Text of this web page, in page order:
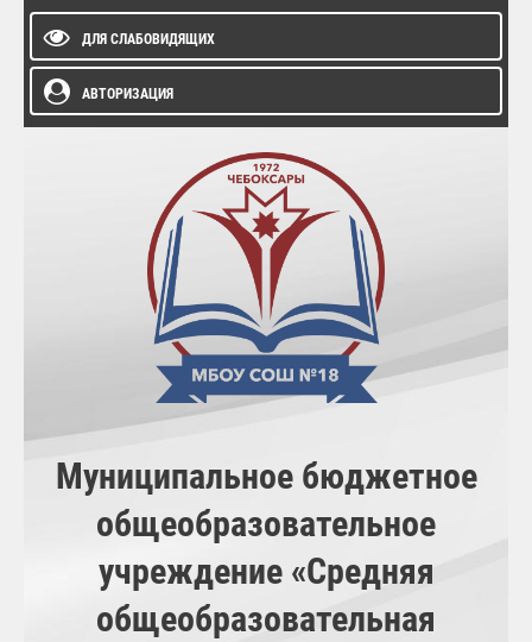
ДЛЯ СЛАБОВИДЯЩИХ
АВТОРИЗАЦИЯ
Муниципальное бюджетное
общеобразовательное
учреждение «Средняя
общеобразовательная